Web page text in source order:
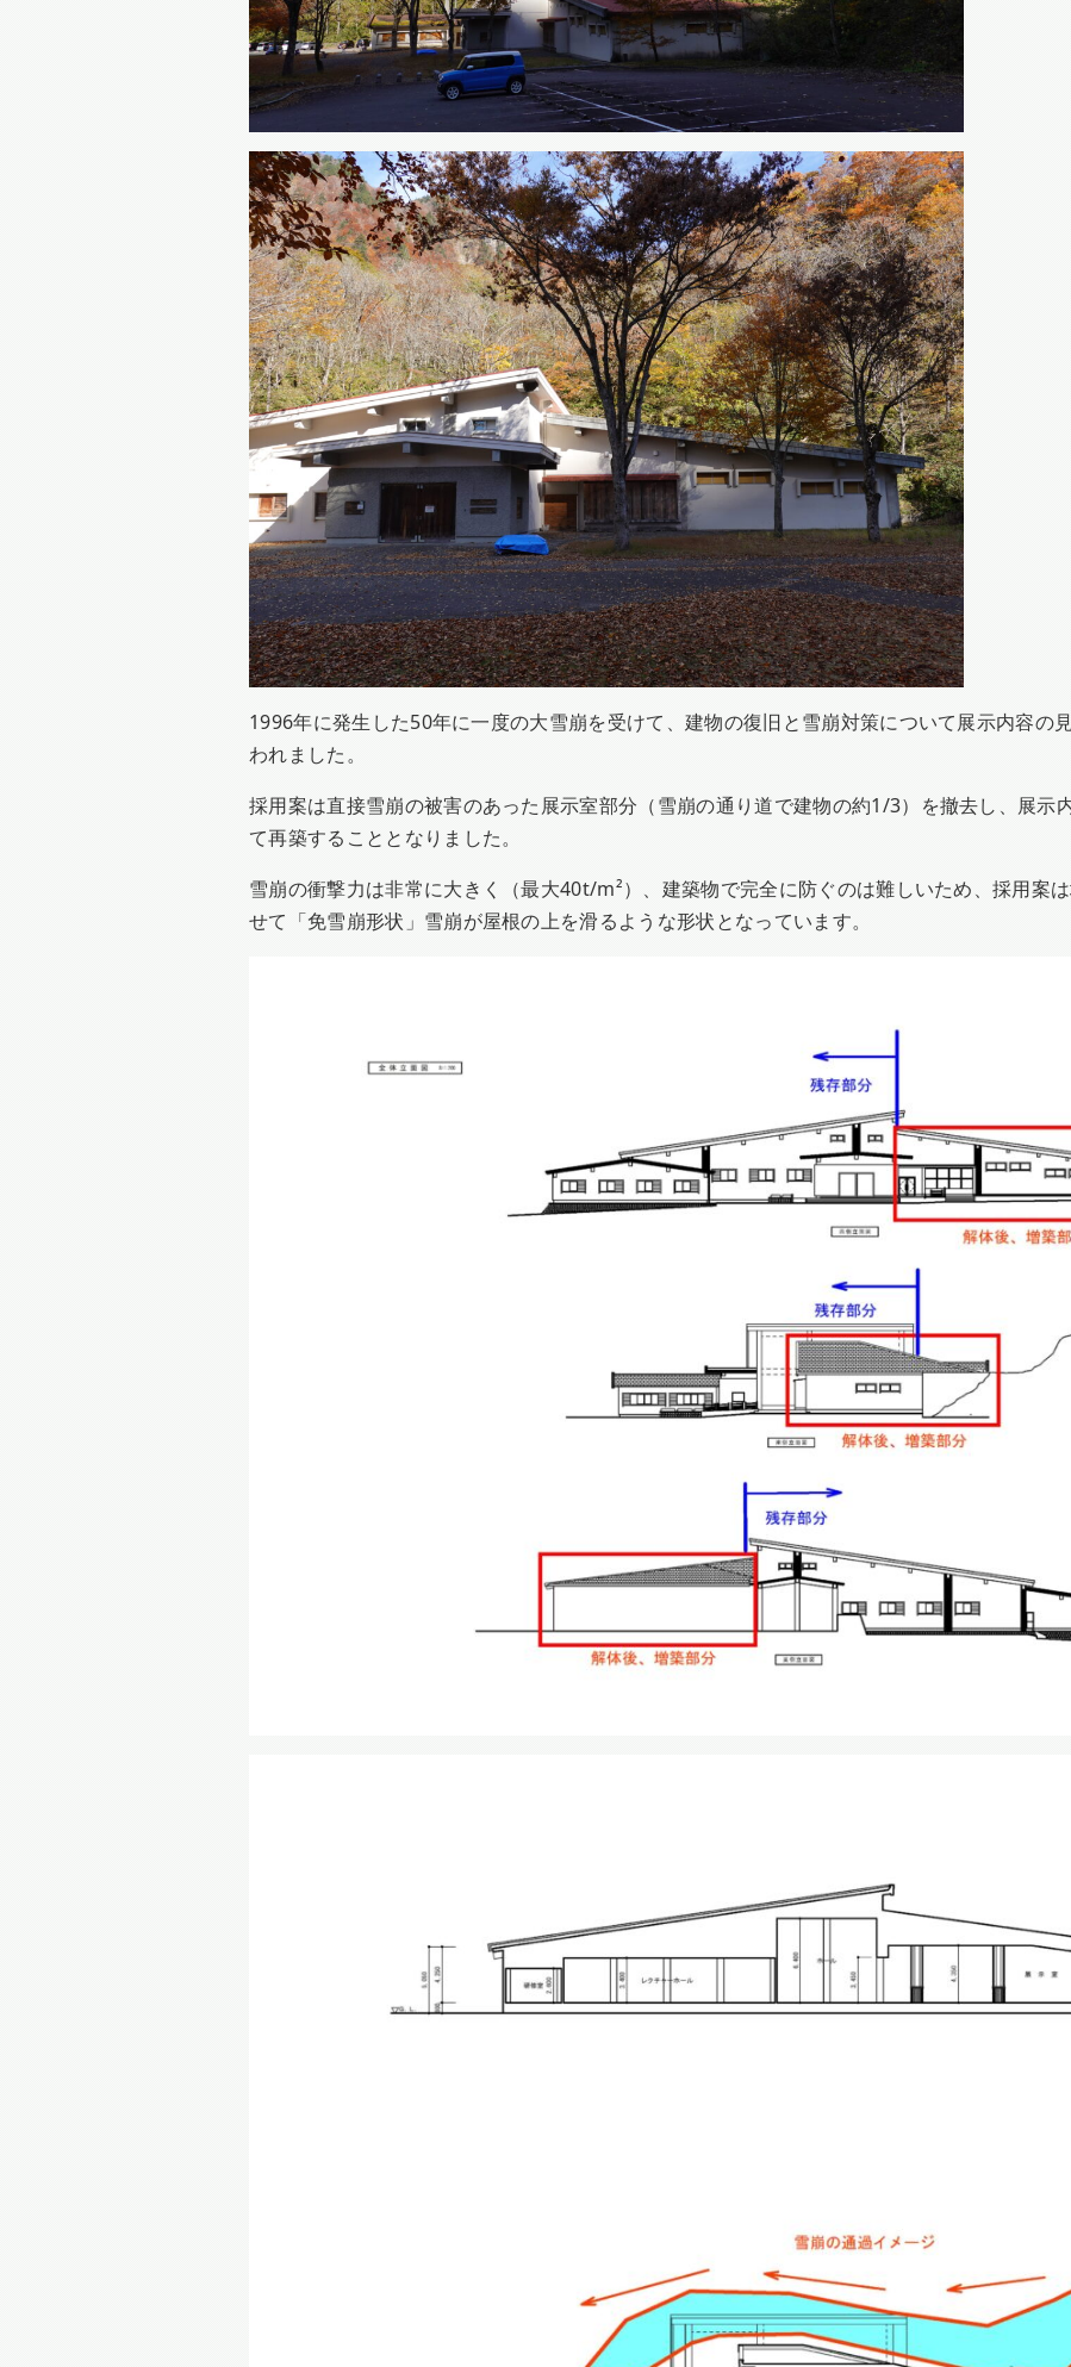
1996年に発生した50年に一度の大雪崩を受けて、建物の復旧と雪崩対策について展示内容の
われました。
採用案は直接雪崩の被害のあった展示室部分（雪崩の通り道で建物の約1/3）を撤去し、展示
て再築することとなりました。
雪崩の衝撃力は非常に大きく（最大40t/m²）、建築物で完全に防ぐのは難しいため、採用案
せて「免雪崩形状」雪崩が屋根の上を滑るような形状となっています。